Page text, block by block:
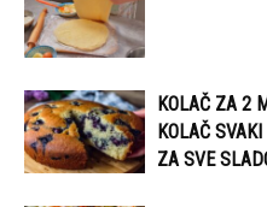
KOLAČ ZA 2
KOLAČ
ZA SVE